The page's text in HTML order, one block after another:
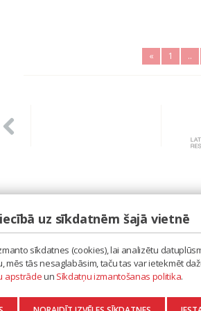
« 1 ..
LAIPA
ES RADU MŪZIKU
AKTUALITĀTES
KONTAKTI
SĪKDATŅU IZMANTOŠANAS POLITIKA
uz sīkdatnēm šajā vietnē
sīkdatnes (cookies), lai analizētu
mēs tās nesaglabāsim, taču tas var ietekmēt
apstrādeun Sīkdatņu izmantošanas politika.